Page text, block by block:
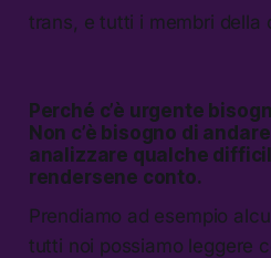
trans, e tutti i membri della
Perché c’è urgente
Non c’è bisogno di
analizzare qualche
rendersene conto.
Prendiamo ad esempio
tutti noi possiamo leggere